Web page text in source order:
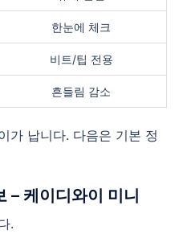
한눈에 체크
비트/팁 전용
흔들림 감소
가 납니다. 다음은 기본 정
– 케이디와이 미니
.